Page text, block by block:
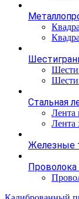
Стальная
Лента
Лента
Железные
Проволока